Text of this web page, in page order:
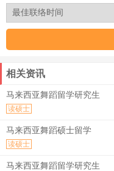
相关资讯
马来西亚舞蹈留学研究生
读硕士
马来西亚舞蹈硕士留学
读硕士
马来西亚舞蹈留学研究生